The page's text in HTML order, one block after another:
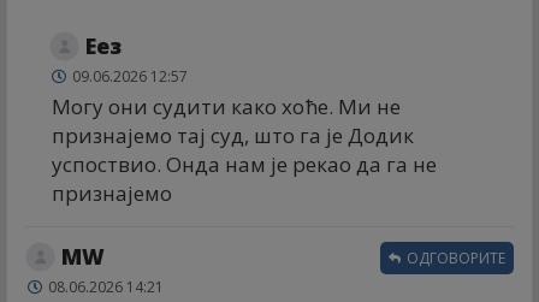
Еез
09.06.2026 12:57
Могу они судити како хоће. Ми не
признајемо тај суд, што га је Додик
успоствио. Онда нам је рекао да га не
признајемо
МW
08.06.2026 14:21
ОДГОВОРИТЕ